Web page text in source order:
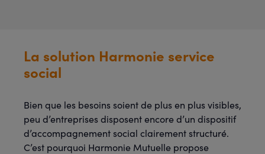
La solution Harmonie service
social
Bien que les besoins soient de plus en plus visibles,
peu d’entreprises disposent encore d’un dispositif
d’accompagnement social clairement structuré.
C’est pourquoi Harmonie Mutuelle propose